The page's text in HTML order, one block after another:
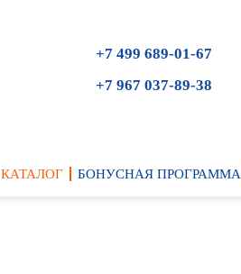
+7 499 689-01-67
+7 967 037-89-38
КАТАЛОГ БОНУСНАЯ ПРОГРАММА